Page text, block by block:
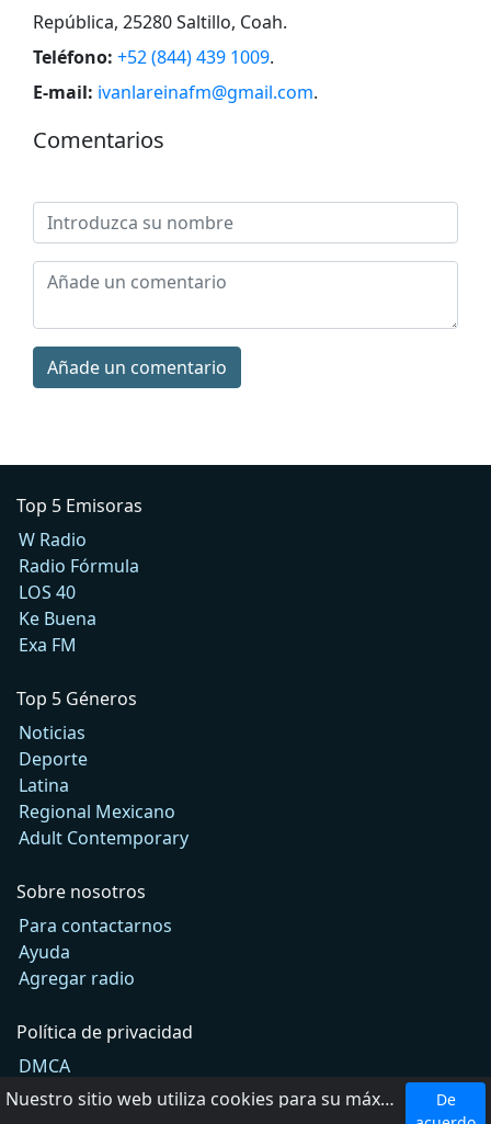
República, 25280 Saltillo, Coah.
Teléfono: +52 (844) 439 1009.
E-mail: ivanlareinafm@gmail.com.
Comentarios
Añade un comentario
Top 5 Emisoras
W Radio
Radio Fórmula
LOS 40
Ke Buena
Exa FM
Top 5 Géneros
Noticias
Deporte
Latina
Regional Mexicano
Adult Contemporary
Sobre nosotros
Para contactarnos
Ayuda
Agregar radio
Política de privacidad
DMCA
Términos de Uso
Nuestro sitio web utiliza cookies para su máxima comodidad. Al utilizar el sitio web, usted acepta el uso de cookies.
De